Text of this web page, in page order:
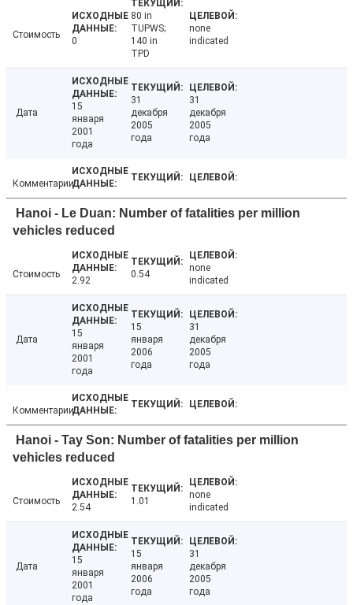
Стоимость
0
80 in
TUPWS;
140 in
TPD
none
indicated
Дата
15
января
2001
года
31
декабря
2005
года
31
декабря
2005
года
Комментарии
Hanoi - Le Duan: Number of fatalities per million
vehicles reduced
Стоимость
2.92
0.54
none
indicated
Дата
15
января
2001
года
15
января
2006
года
31
декабря
2005
года
Комментарии
Hanoi - Tay Son: Number of fatalities per million
vehicles reduced
Стоимость
2.54
1.01
none
indicated
Дата
15
января
2001
года
15
января
2006
года
31
декабря
2005
года